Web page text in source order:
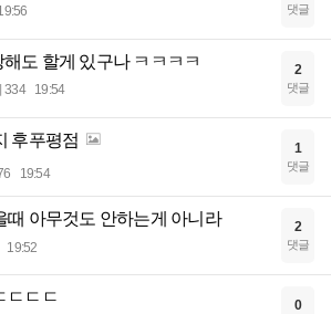
댓글
도 할게 있구나 ㅋㅋㅋㅋ
334 19:54
2
댓글
후푸평점
19:54
1
댓글
때 아무것도 안하는게 아니라
19:52
2
댓글
ㄷㄷㄷ 0